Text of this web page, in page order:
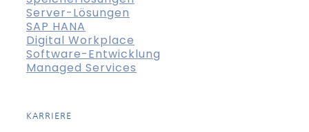
Server-Lösungen
SAP HANA
Digital Workplace
Software-Entwicklung
Managed Services
KARRIERE